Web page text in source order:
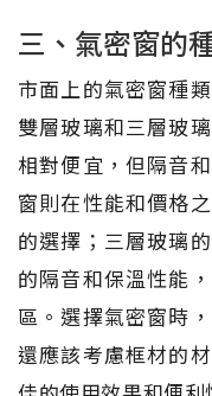
三、氣密窗的
市面上的氣密窗種
雙層玻璃和三層玻
相對便宜，但隔音
窗則在性能和價格
的選擇；三層玻璃
的隔音和保溫性能
區。選擇氣密窗時
還應該考慮框材的